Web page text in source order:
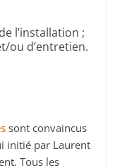
l’installation ;
ou d’entretien.
sont convaincus
initié par Laurent
Tous les